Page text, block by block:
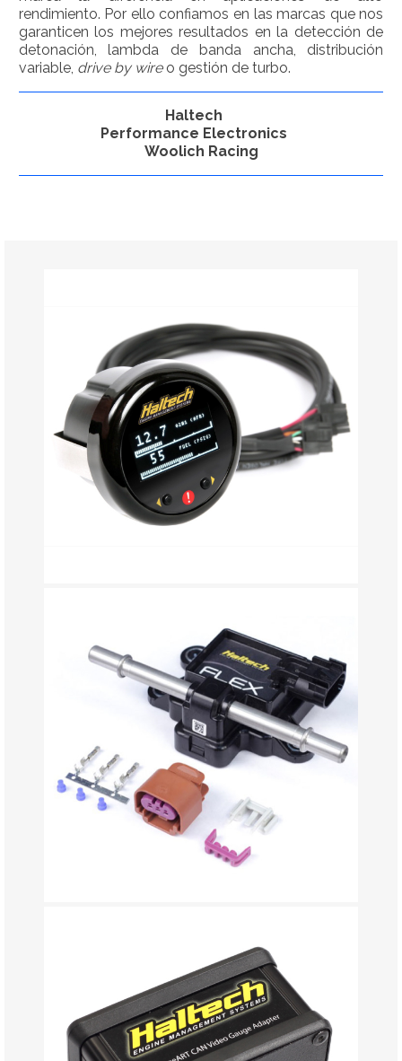
rendimiento. Por ello confiamos en las marcas que nos
garanticen los mejores resultados en la detección de
detonación, lambda de banda ancha, distribución
variable, drive by wireo gestión de turbo.
Haltech
Performance Electronics
Woolich Racing